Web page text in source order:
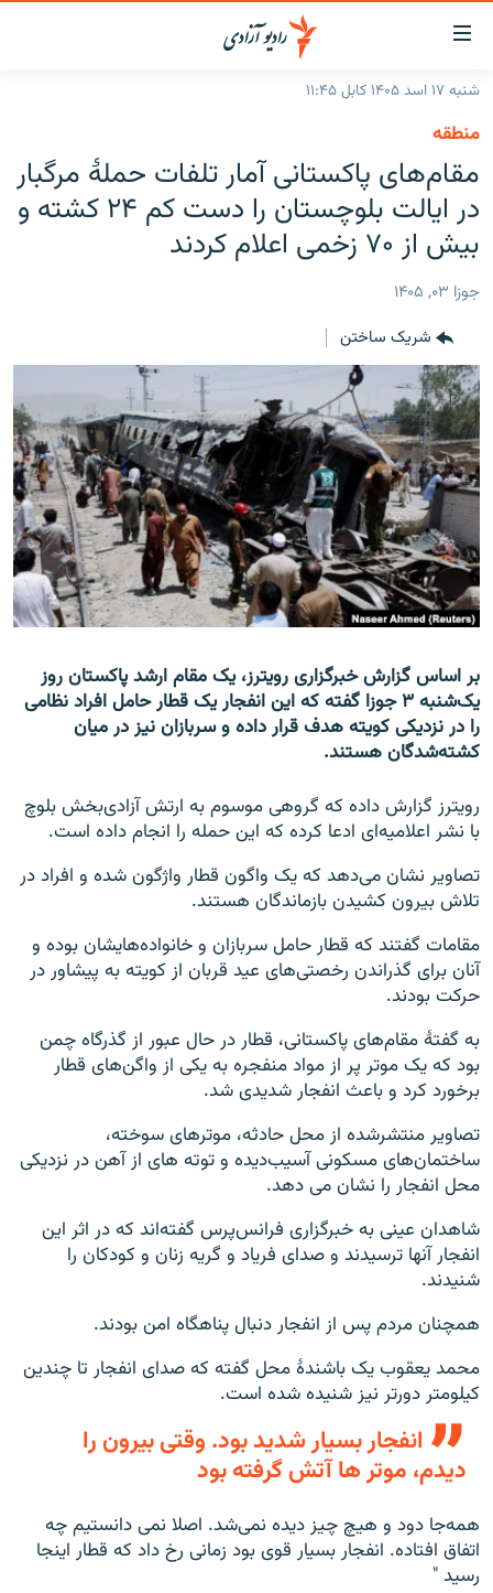
لینک‌های
قابل
دسترسی
به
متن
اصلی
بازگشت
منوی
اصلی
صفحه
جستجو
گزارش‌ها
افغانستان
منطقه
خبرها
افغانستان
جدول نشرات
مجموعه تصویری
ورزش
بحران مهاجرت
'کووید-۱۹'
تماس
صفحه پشتو
Azadi English
به ما بپیوندید
شنبه ۱۷ اسد ۱۴۰۵ کابل ۱۱:۴۵
منطقه
مقام‌های پاکستانی آمار تلفات حملۀ مرگبار
در ایالت بلوچستان را دست کم ۲۴ کشته و
بیش از ۷۰ زخمی اعلام کردند
جوزا ۰۳, ۱۴۰۵
شریک ساختن
بر اساس گزارش خبرگزاری رویترز، یک مقام ارشد پاکستان روز
یک‌شنبه ۳ جوزا گفته که این انفجار یک قطار حامل افراد نظامی
را در نزدیکی کویته هدف قرار داده و سربازان نیز در میان
کشته‌شدگان هستند.
رویترز گزارش داده که گروهی موسوم به ارتش آزادی‌بخش بلوچ
با نشر اعلامیه‌ای ادعا کرده که این حمله را انجام داده است.
تصاویر نشان می‌دهد که یک واگون قطار واژگون شده و افراد در
تلاش بیرون کشیدن بازماندگان هستند.
مقامات گفتند که قطار حامل سربازان و خانواده‌هایشان بوده و
آنان برای گذراندن رخصتی‌های عید قربان از کویته به پیشاور در
حرکت بودند.
به گفتۀ مقام‌های پاکستانی، قطار در حال عبور از گذرگاه چمن
بود که یک موتر پر از مواد منفجره به یکی از واگن‌های قطار
برخورد کرد و باعث انفجار شدیدی شد.
تصاویر منتشرشده از محل حادثه، موترهای سوخته،
ساختمان‌های مسکونی آسیب‌دیده و توته های از آهن در نزدیکی
محل انفجار را نشان می دهد.
شاهدان عینی به خبرگزاری فرانس‌پرس گفته‌اند که در اثر این
انفجار آنها ترسیدند و صدای فریاد و گریه زنان و کودکان را
شنیدند.
همچنان مردم پس از انفجار دنبال پناهگاه امن بودند.
محمد یعقوب یک باشندۀ محل گفته که صدای انفجار تا چندین
کیلومتر دورتر نیز شنیده شده است.
انفجار بسیار شدید بود. وقتی بیرون را
دیدم، موتر ها آتش گرفته بود
همه‌جا دود و هیچ چیز دیده نمی‌شد. اصلا نمی دانستیم چه
اتفاق افتاده. انفجار بسیار قوی بود زمانی رخ داد که قطار اینجا
رسید "